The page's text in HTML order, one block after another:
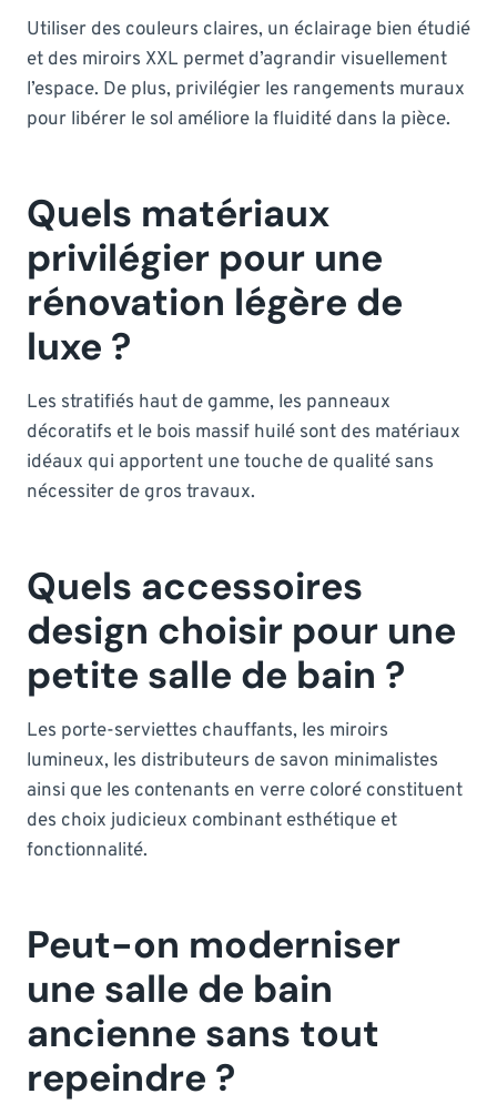
Utiliser des couleurs claires, un éclairage bien étudié
et des miroirs XXL permet d’agrandir visuellement
l’espace. De plus, privilégier les rangements muraux
pour libérer le sol améliore la fluidité dans la pièce.
Quels matériaux
privilégier pour une
rénovation légère de
luxe ?
Les stratifiés haut de gamme, les panneaux
décoratifs et le bois massif huilé sont des matériaux
idéaux qui apportent une touche de qualité sans
nécessiter de gros travaux.
Quels accessoires
design choisir pour une
petite salle de bain ?
Les porte-serviettes chauffants, les miroirs
lumineux, les distributeurs de savon minimalistes
ainsi que les contenants en verre coloré constituent
des choix judicieux combinant esthétique et
fonctionnalité.
Peut-on moderniser
une salle de bain
ancienne sans tout
repeindre ?